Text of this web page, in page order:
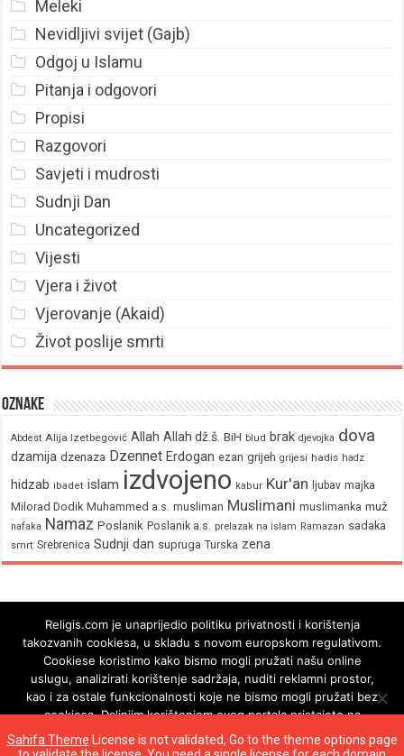
Meleki
Nevidljivi svijet (Gajb)
Odgoj u Islamu
Pitanja i odgovori
Propisi
Razgovori
Savjeti i mudrosti
Sudnji Dan
Uncategorized
Vijesti
Vjera i život
Vjerovanje (Akaid)
Život poslije smrti
Oznake
Abdest Alija Izetbegović Allah Allah dž.š. BiH blud brak djevojka dova
dzamija dzenaza Dzennet Erdogan ezan grijeh grijesi hadis hadz
hidzab ibadet islam izdvojeno kabur Kur'an ljubav majka
Milorad Dodik Muhammed a.s. musliman Muslimani muslimanka muž
nafaka Namaz Poslanik Poslanik a.s. prelazak na islam Ramazan sadaka
smrt Srebrenica Sudnji dan supruga Turska zena
Sahifa Theme License is not validated, Go to the theme options page
Religis.com je unaprijedio politiku privatnosti i korištenja
takozvanih cookiesa, u skladu s novom europskom regulativom.
Cookiese koristimo kako bismo mogli pružati našu online
uslugu, analizirati korištenje sadržaja, nuditi reklamni prostor,
kao i za ostale funkcionalnosti koje ne bismo mogli pružati bez
cookiesa. Daljnjim korištenjem ovog portala pristajete na
korištenje cookiesa.